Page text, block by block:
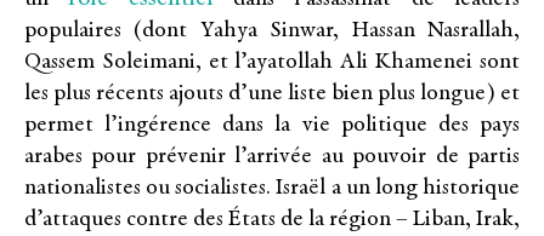
populaires (dont Yahya Sinwar, Hassan Nasrallah,
Qassem Soleimani, et l’ayatollah Ali Khamenei sont
les plus récents ajouts d’une liste bien plus longue) et
permet l’ingérence dans la vie politique des pays
arabes pour prévenir l’arrivée au pouvoir de partis
nationalistes ou socialistes. Israël a un long historique
d’attaques contre des États de la région – Liban, Irak,